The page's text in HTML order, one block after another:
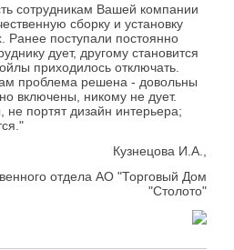
сотрудникам Вашей компании
сборку и установку
Ранее поступали постоянно
дует, другому становится
приходилось отключать.
проблема решена - довольны
включены, никому не дует.
портят дизайн интерьера;
Кузнецова И.А.,
отдела АО "Торговый Дом
"Столото"